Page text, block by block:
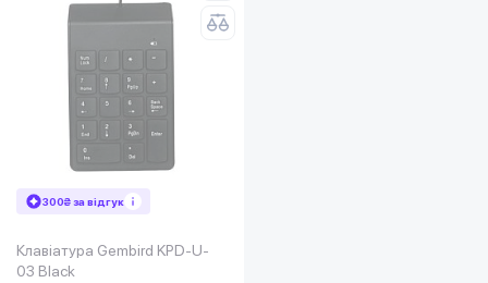
300₴ за відгук
Клавіатура Gembird KPD-U-
03 Black